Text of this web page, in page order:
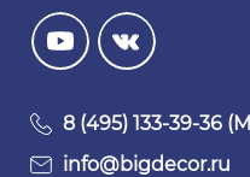
8 (495) 133-39-36
info@bigdecor.ru